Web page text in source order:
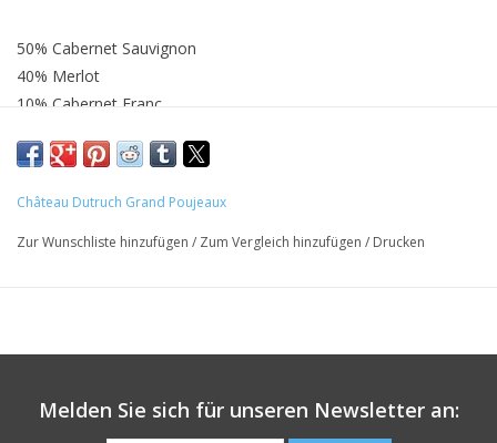
50% Cabernet Sauvignon
40% Merlot
10% Cabernet Franc
Alk.: 13%
Château Dutruch Grand Poujeaux
Zur Wunschliste hinzufügen / Zum Vergleich hinzufügen / Drucken
Melden Sie sich für unseren Newsletter an: